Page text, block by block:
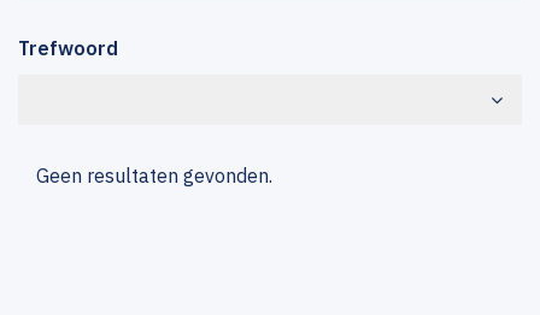
Trefwoord
Geen resultaten gevonden.